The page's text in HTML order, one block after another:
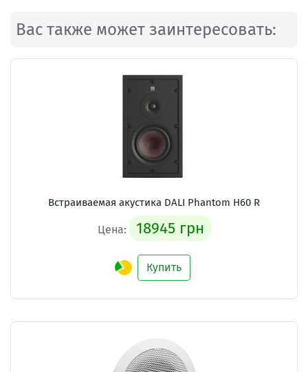
Вас также может заинтересовать:
Встраиваемая акустика DALI Phantom H60 R
Цена: 18945 грн
Купить